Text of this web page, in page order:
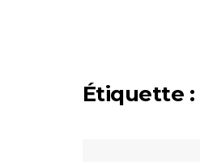
Étiquette :